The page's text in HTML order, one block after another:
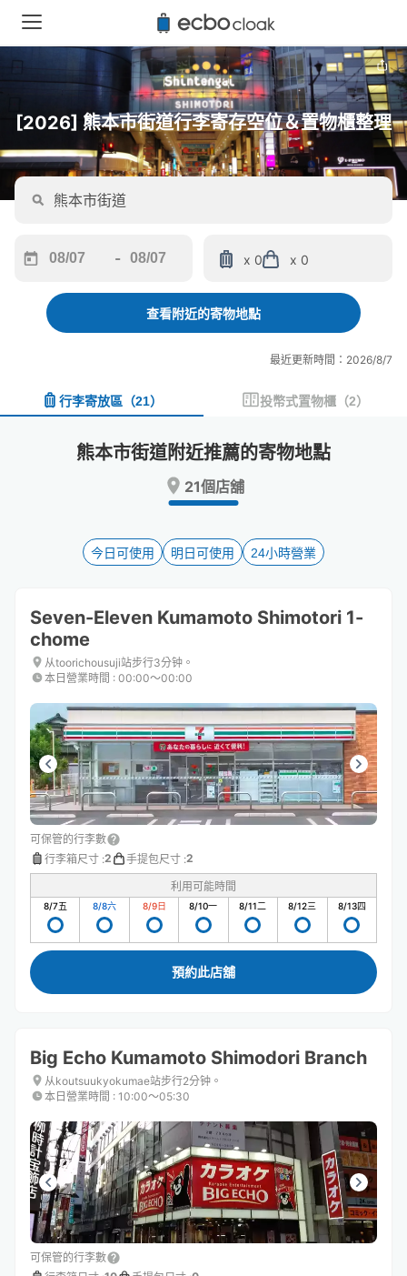
[2026] 熊本市街道行李寄存空位＆置物櫃整理
forward
interact
and
date.
keyboard
shortcuts
for
changing
-
backward
interact
and
a
date.
key
to
keyboard
for
changing
x 0 x 0
查看附近的寄物地點
最近更新時間：2026/8/7
行李寄放區 （21） 投幣式置物櫃 （2）
熊本市街道附近推薦的寄物地點
21個店舖
今日可使用 明日可使用 24小時營業
Seven-Eleven Kumamoto Shimotori 1-
chome
从toorichousuji站步行3分钟。
本日營業時間 : 00:00〜00:00
可保管的行李數
行李箱尺寸 :2 手提包尺寸 :2
利用可能時間
8/7五 8/8六 8/9日 8/10一 8/11二 8/12三 8/13四
預約此店舖
Big Echo Kumamoto Shimodori Branch
从koutsuukyokumae站步行2分钟。
本日營業時間 : 10:00〜05:30
可保管的行李數